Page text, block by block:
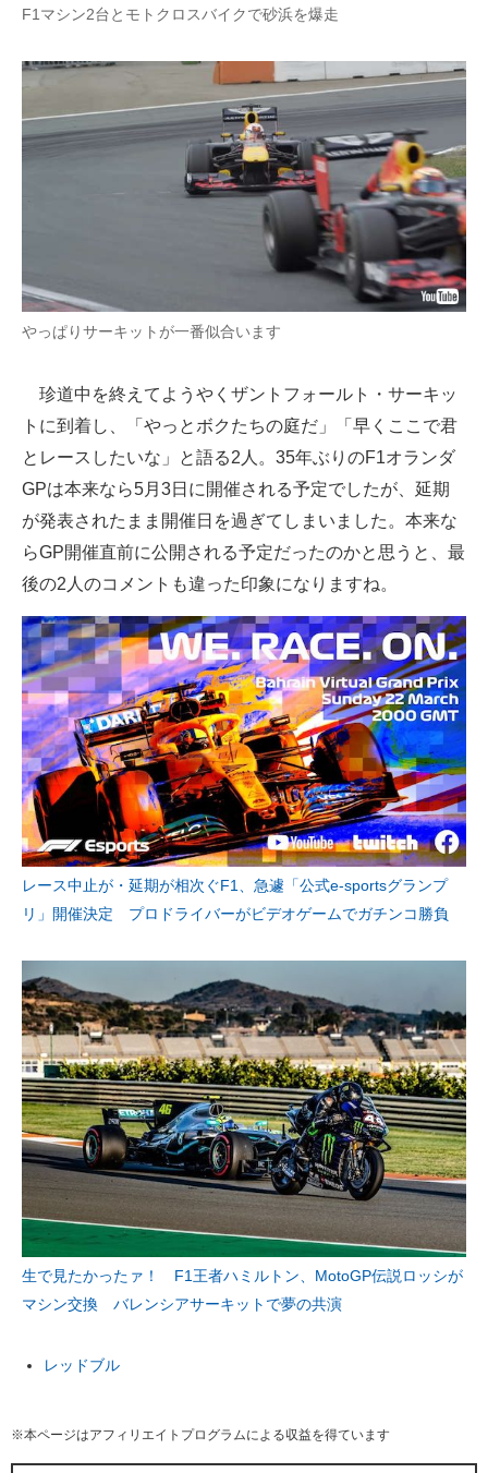
F1マシン2台とモトクロスバイクで砂浜を爆走
やっぱりサーキットが一番似合います
珍道中を終えてようやくザントフォールト・サーキッ
トに到着し、「やっとボクたちの庭だ」「早くここで君
とレースしたいな」と語る2人。35年ぶりのF1オランダ
GPは本来なら5月3日に開催される予定でしたが、延期
が発表されたまま開催日を過ぎてしまいました。本来な
らGP開催直前に公開される予定だったのかと思うと、最
後の2人のコメントも違った印象になりますね。
レース中止が・延期が相次ぐF1、急遽「公式e-sportsグランプ
リ」開催決定 プロドライバーがビデオゲームでガチンコ勝負
生で見たかったァ！ F1王者ハミルトン、MotoGP伝説ロッシが
マシン交換 バレンシアサーキットで夢の共演
レッドブル
※本ページはアフィリエイトプログラムによる収益を得ています